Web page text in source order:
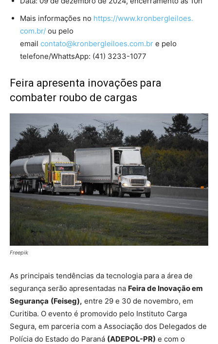
Mais informações no https://www.kronbergleiloes.
com.br/ ou pelo
email contato@kronbergleiloes.com.br e pelo
telefone/WhattsApp: (41) 3233-1077
Feira apresenta inovações para
combater roubo de cargas
Freepik
As principais tendências da tecnologia para a área de
segurança serão apresentadas na Feira de Inovação em
Segurança (Feiseg), entre 29 e 30 de novembro, em
Curitiba. O evento é promovido pelo Instituto Carga
Segura, em parceria com a Associação dos Delegados de
Polícia do Estado do Paraná (ADEPOL-PR) e com o